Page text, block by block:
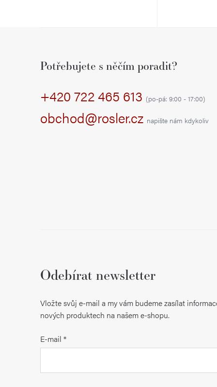
Potřebujete s něčím poradit?
+420 722 465 613 (po-pá: 9:00 - 17:00)
obchod@rosler.cz napište nám kdykoliv
Odebírat newsletter
Vložte svůj e-mail a my vám budeme zasílat
nových produktech na našem e-shopu.
E-mail